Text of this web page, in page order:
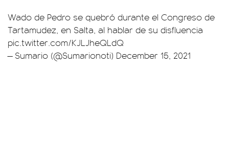
Wado de Pedro se quebró durante el Congreso de
Tartamudez, en Salta, al hablar de su disfluencia
pic.twitter.com/KJLJheQLdQ
— Sumario (@Sumarionoti) December 15, 2021